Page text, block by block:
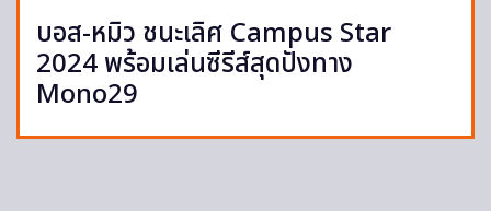
บอส-หมิว ชนะเลิศ Campus Star
2024 พร้อมเล่นซีรีส์สุดปังทาง
Mono29